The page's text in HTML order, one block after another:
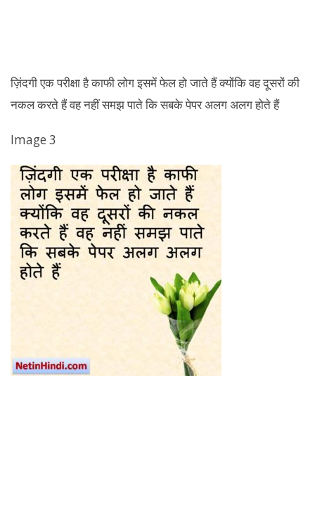
ज़िंदगी एक परीक्षा है काफी लोग इसमें फेल हो जाते हैं क्योंकि वह दूसरों की
नकल करते हैं वह नहीं समझ पाते कि सबके पेपर अलग अलग होते हैं
Image 3